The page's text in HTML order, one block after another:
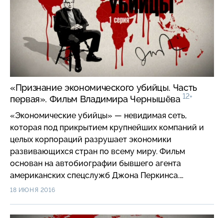
за кадром и которые могли сильно повлиять на ход
российской истории. Из-за чего выборы могли
перенести на два года? На кого изначально делали
ставку российские банкиры и представители
крупного бизнеса? Какие фокусы проделывали
основные кандидаты в президенты ради победы на
выборах?
«Признание экономического убийцы. Часть
первая». Фильм Владимира Чернышёва 12+
«Экономические убийцы» — невидимая сеть,
которая под прикрытием крупнейших компаний и
целых корпораций разрушает экономики
развивающихся стран по всему миру. Фильм
основан на автобиографии бывшего агента
американских спецслужб Джона Перкинса.
Владимир Чернышёв поехал в США, чтобы лично
18 ИЮНЯ 2016